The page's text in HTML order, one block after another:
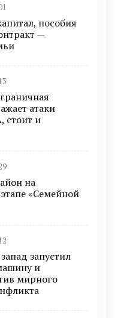
пособия
—
атаки
стоит и
на
«Семейной
запустил
и
мирного